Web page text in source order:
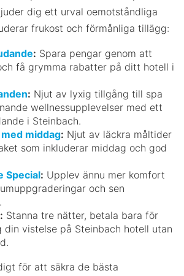
dig ett urval oemotståndliga
frukost och förmånliga tillägg:
: Spara pengar genom att
få grymma rabatter på ditt hotell i
: Njut av lyxig tillgång till spa
wellnessupplevelser med ett
i Steinbach.
middag: Njut av läckra måltider
som inkluderar middag och god
Special: Upplev ännu mer komfort
och sen
: Stanna tre nätter, betala bara för
din vistelse på Steinbach hotell utan
för att säkra de bästa